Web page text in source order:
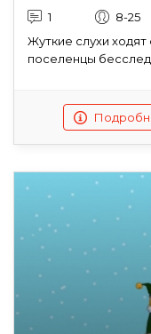
1 8-25
Жуткие слухи
поселенцы